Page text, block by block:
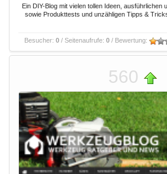
Ein DIY-Blog mit vielen tollen Ideen, ausführlichen
sowie Produkttests und unzähligen Tipps &
Besucher: 0/ Seitenaufrufe: 0/ Bewertung:
560